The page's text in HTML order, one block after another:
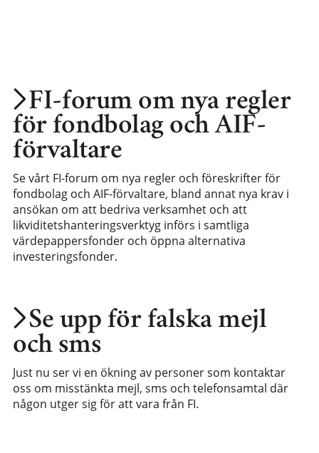
Se upp för falska mejl
och sms
Just nu ser vi en ökning av personer som kontaktar
oss om misstänkta mejl, sms och telefonsamtal där
någon utger sig för att vara från FI.
FI-forum om nya regler
för fondbolag och AIF-
förvaltare
Se vårt FI-forum om nya regler och föreskrifter för
fondbolag och AIF-förvaltare, bland annat nya krav i
ansökan om att bedriva verksamhet och att
likviditetshanteringsverktyg införs i samtliga
värdepappersfonder och öppna alternativa
investeringsfonder.